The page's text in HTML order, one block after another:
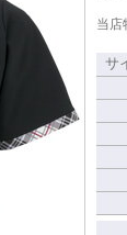
当店
サ